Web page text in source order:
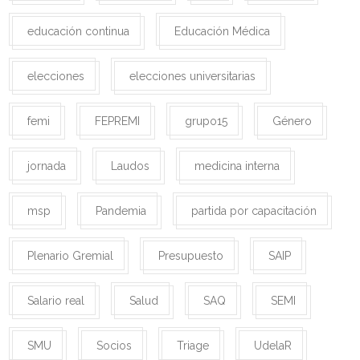
educación continua Educación Médica
elecciones elecciones universitarias
femi FEPREMI grupo15 Género
jornada Laudos medicina interna
msp Pandemia partida por capacitación
Plenario Gremial Presupuesto SAIP
Salario real Salud SAQ SEMI
SMU Socios Triage UdelaR